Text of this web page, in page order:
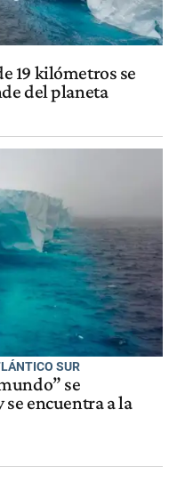
19 kilómetros se
del planeta
SUR
se
encuentra a la